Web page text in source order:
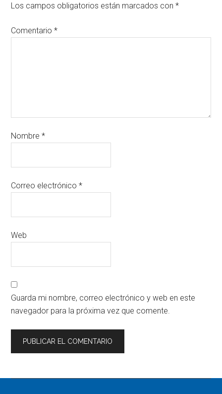
Los campos obligatorios están marcados con*
Comentario*
Nombre*
Correo electrónico*
Web
Guarda mi nombre, correo electrónico y web en este
navegador para la próxima vez que comente.